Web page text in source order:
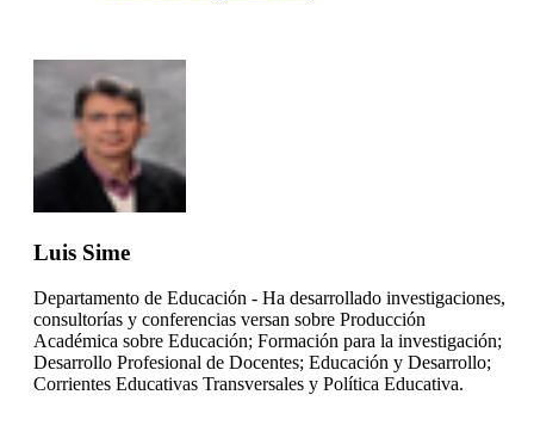
Luis Sime
Departamento de Educación - Ha desarrollado investigaciones,
consultorías y conferencias versan sobre Producción
Académica sobre Educación; Formación para la investigación;
Desarrollo Profesional de Docentes; Educación y Desarrollo;
Corrientes Educativas Transversales y Política Educativa.